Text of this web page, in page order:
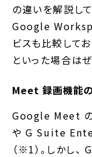
の違いを解説して
Google
ビスも比較して
といった場合は
Meet 録画機能
Google Meet
や G Suite
（※1）。しかし